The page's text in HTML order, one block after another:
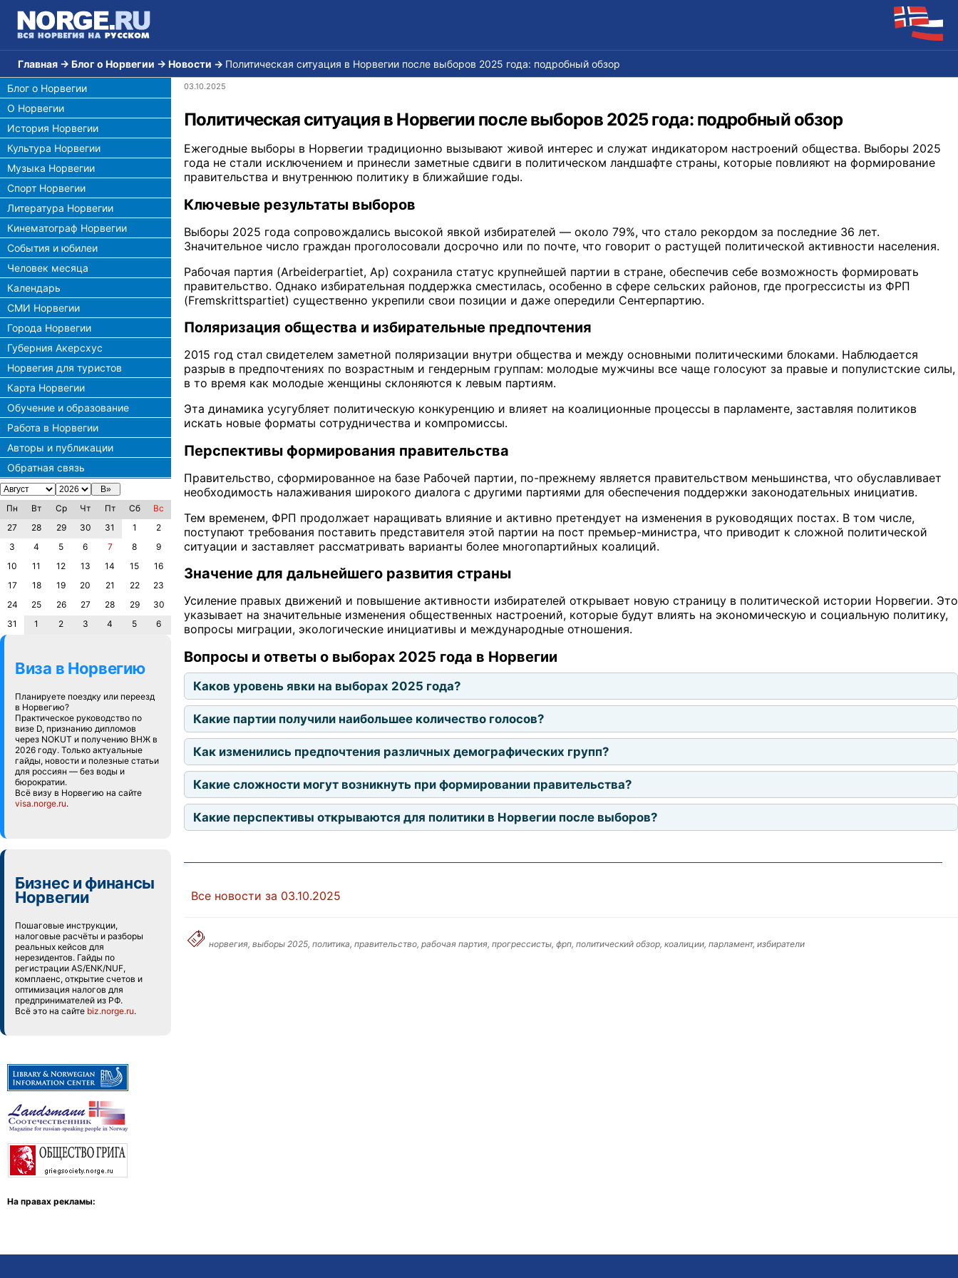
Главная → Блог о Норвегии → Новости → Политическая ситуация в Норвегии после выборов 2025 года: подробный обзор
Блог о Норвегии
О Норвегии
История Норвегии
Культура Норвегии
Музыка Норвегии
Спорт Норвегии
Литература Норвегии
Кинематограф Норвегии
События и юбилеи
Человек месяца
Календарь
СМИ Норвегии
Города Норвегии
Губерния Акерсхус
Норвегия для туристов
Карта Норвегии
Обучение и образование
Работа в Норвегии
Авторы и публикации
Обратная связь
Пн Вт Ср Чт Пт Сб
Вс
27
28 29 30 31 1
2
3
4 5 6 7 8
9
10
11 12 13 14 15
16
17
18 19 20 21 22
23
24
25 26 27 28 29
30
31
1 2 3 4 5 6
Виза в Норвегию
Планируете поездку или переезд
в Норвегию?
Практическое руководство по
визе D, признанию дипломов
через NOKUT и получению ВНЖ в
2026 году. Только актуальные
гайды, новости и полезные статьи
для россиян — без воды и
бюрократии.
Всё визу в Норвегию на сайте
visa.norge.ru.
Бизнес и финансы
Норвегии
Пошаговые инструкции,
налоговые расчёты и разборы
реальных кейсов для
нерезидентов. Гайды по
регистрации AS/ENK/NUF,
комплаенс, открытие счетов и
оптимизация налогов для
предпринимателей из РФ.
Всё это на сайте biz.norge.ru.
На правах рекламы:
03.10.2025
Политическая ситуация в Норвегии после выборов 2025 года: подробный обзор
Ежегодные выборы в Норвегии традиционно вызывают живой интерес и служат индикатором настроений общества. Выборы 2025
года не стали исключением и принесли заметные сдвиги в политическом ландшафте страны, которые повлияют на формирование
правительства и внутреннюю политику в ближайшие годы.
Ключевые результаты выборов
Выборы 2025 года сопровождались высокой явкой избирателей — около 79%, что стало рекордом за последние 36 лет.
Значительное число граждан проголосовали досрочно или по почте, что говорит о растущей политической активности населения.
Рабочая партия (Arbeiderpartiet, Ap) сохранила статус крупнейшей партии в стране, обеспечив себе возможность формировать
правительство. Однако избирательная поддержка сместилась, особенно в сфере сельских районов, где прогрессисты из ФРП
(Fremskrittspartiet) существенно укрепили свои позиции и даже опередили Сентерпартию.
Поляризация общества и избирательные предпочтения
2015 год стал свидетелем заметной поляризации внутри общества и между основными политическими блоками. Наблюдается
разрыв в предпочтениях по возрастным и гендерным группам: молодые мужчины все чаще голосуют за правые и популистские силы,
в то время как молодые женщины склоняются к левым партиям.
Эта динамика усугубляет политическую конкуренцию и влияет на коалиционные процессы в парламенте, заставляя политиков
искать новые форматы сотрудничества и компромиссы.
Перспективы формирования правительства
Правительство, сформированное на базе Рабочей партии, по-прежнему является правительством меньшинства, что обуславливает
необходимость налаживания широкого диалога с другими партиями для обеспечения поддержки законодательных инициатив.
Тем временем, ФРП продолжает наращивать влияние и активно претендует на изменения в руководящих постах. В том числе,
поступают требования поставить представителя этой партии на пост премьер-министра, что приводит к сложной политической
ситуации и заставляет рассматривать варианты более многопартийных коалиций.
Значение для дальнейшего развития страны
Усиление правых движений и повышение активности избирателей открывает новую страницу в политической истории Норвегии. Это
указывает на значительные изменения общественных настроений, которые будут влиять на экономическую и социальную политику,
вопросы миграции, экологические инициативы и международные отношения.
Вопросы и ответы о выборах 2025 года в Норвегии
Каков уровень явки на выборах 2025 года?
Какие партии получили наибольшее количество голосов?
Как изменились предпочтения различных демографических групп?
Какие сложности могут возникнуть при формировании правительства?
Какие перспективы открываются для политики в Норвегии после выборов?
Все новости за 03.10.2025
норвегия, выборы 2025, политика, правительство, рабочая партия, прогрессисты, фрп, политический обзор, коалиции, парламент, избиратели